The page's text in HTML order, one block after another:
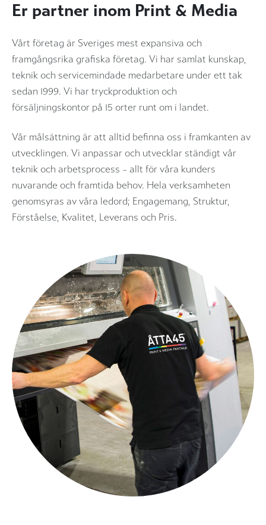
Er partner inom Print & Media
Vårt företag är Sveriges mest expansiva och
framgångsrika grafiska företag. Vi har samlat kunskap,
teknik och servicemindade medarbetare under ett tak
sedan 1999. Vi har tryckproduktion och
försäljningskontor på 15 orter runt om i landet.
Vår målsättning är att alltid befinna oss i framkanten av
utvecklingen. Vi anpassar och utvecklar ständigt vår
teknik och arbetsprocess – allt för våra kunders
nuvarande och framtida behov. Hela verksamheten
genomsyras av våra ledord; Engagemang, Struktur,
Förståelse, Kvalitet, Leverans och Pris.